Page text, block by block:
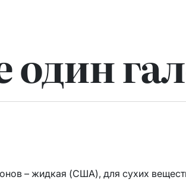
один
– жидкая (США), для сухих